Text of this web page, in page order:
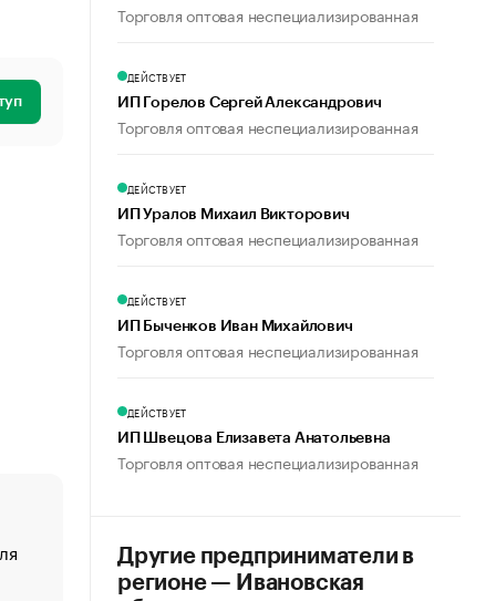
«От спорта тело стареет иначе». Как живет глава
создавшей GTA
Торговля оптовая неспециализированная
ДЕЙСТВУЕТ
ИП Горелов Сергей Александрович
Торговля оптовая неспециализированная
ДЕЙСТВУЕТ
ИП Уралов Михаил Викторович
Торговля оптовая неспециализированная
ДЕЙСТВУЕТ
ИП Быченков Иван Михайлович
Торговля оптовая неспециализированная
ДЕЙСТВУЕТ
ИП Швецова Елизавета Анатольевна
Торговля оптовая неспециализированная
Другие предприниматели в
регионе — Ивановская